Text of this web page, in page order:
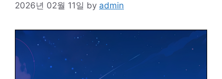
2026년 02월 11일 by admin